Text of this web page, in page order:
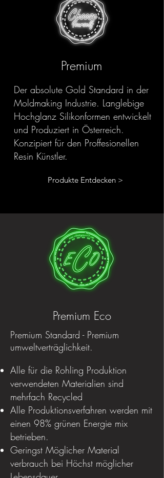
Premium
Der absolute Gold Standard in der
Moldmaking Industrie. Langlebige
Hochglanz Silikonformen entwickelt
und Produziert in Österreich.
Konzipiert für den Proffesionellen
Resin Künstler.
Produkte Entdecken >
Premium Eco
Premium Standard - Premium
umweltverträglichkeit.
Alle für die Rohling Produktion
verwendeten Materialien sind
mehrfach Recycled
Alle Produktionsverfahren werden mit
einen 98% grünen Energie mix
betrieben.
Geringst Möglicher Material
verbrauch bei Höchst möglicher